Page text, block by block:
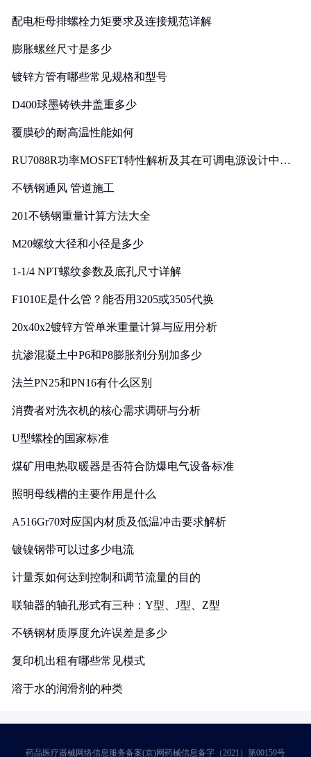
配电柜母排螺栓力矩要求及连接规范详解
膨胀螺丝尺寸是多少
镀锌方管有哪些常见规格和型号
D400球墨铸铁井盖重多少
覆膜砂的耐高温性能如何
RU7088R功率MOSFET特性解析及其在可调电源设计中的
不锈钢通风 管道施工
201不锈钢重量计算方法大全
M20螺纹大径和小径是多少
1-1/4 NPT螺纹参数及底孔尺寸详解
F1010E是什么管？能否用3205或3505代换
20x40x2镀锌方管单米重量计算与应用分析
抗渗混凝土中P6和P8膨胀剂分别加多少
法兰PN25和PN16有什么区别
消费者对洗衣机的核心需求调研与分析
U型螺栓的国家标准
煤矿用电热取暖器是否符合防爆电气设备标准
照明母线槽的主要作用是什么
A516Gr70对应国内材质及低温冲击要求解析
镀镍钢带可以过多少电流
计量泵如何达到控制和调节流量的目的
联轴器的轴孔形式有三种：Y型、J型、Z型
不锈钢材质厚度允许误差是多少
复印机出租有哪些常见模式
溶于水的润滑剂的种类
药品医疗器械网络信息服务备案(京)网药械信息备字（2021）第00159号